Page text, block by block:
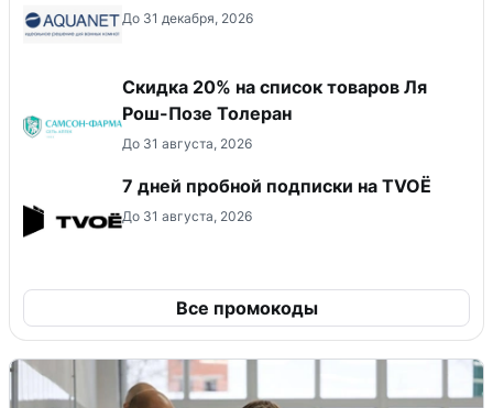
До 31 декабря, 2026
Скидка 20% на список товаров Ля
Рош-Позе Толеран
До 31 августа, 2026
7 дней пробной подписки на TVOЁ
До 31 августа, 2026
Все промокоды